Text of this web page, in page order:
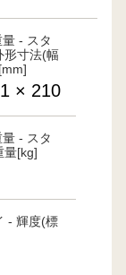
- スタ
形寸法(幅
× 210
- スタ
量[kg]
- 輝度(標